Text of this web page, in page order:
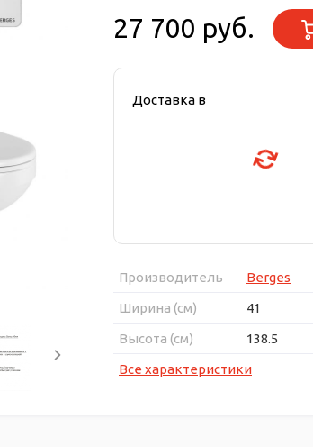
27 700 руб.
Доставка в
Производитель
Berges
Ширина (см)
41
Высота (см)
138.5
Все характеристики